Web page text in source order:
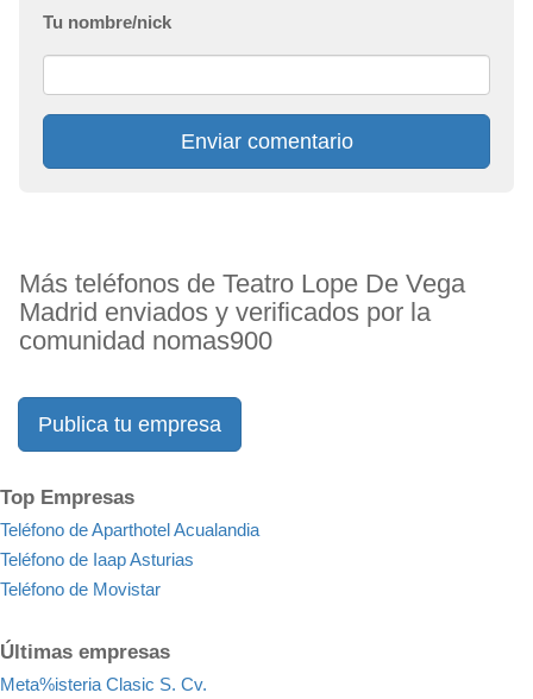
Tu nombre/nick
Enviar comentario
Más teléfonos de Teatro Lope De Vega
Madrid enviados y verificados por la
comunidad nomas900
Publica tu empresa
Top Empresas
Teléfono de Aparthotel Acualandia
Teléfono de Iaap Asturias
Teléfono de Movistar
Últimas empresas
Meta%isteria Clasic S. Cv.